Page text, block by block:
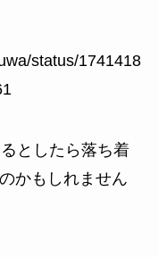
status/1741418
としたら落ち着
かもしれません